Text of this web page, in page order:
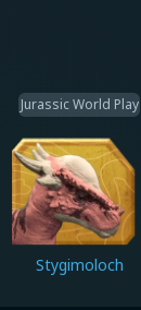
Jurassic World Play
Stygimoloch